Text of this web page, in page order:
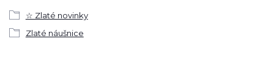
☆ Zlaté novinky
Zlaté náušnice